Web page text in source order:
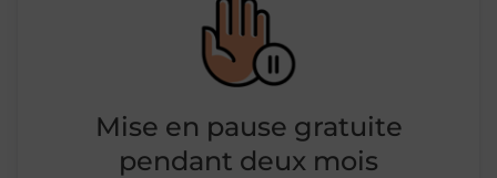
Mise en pause gratuite
pendant deux mois